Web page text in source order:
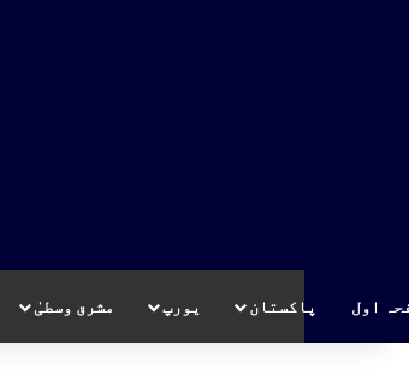
اول پاکستان یورپ مشرق وسطیٰ